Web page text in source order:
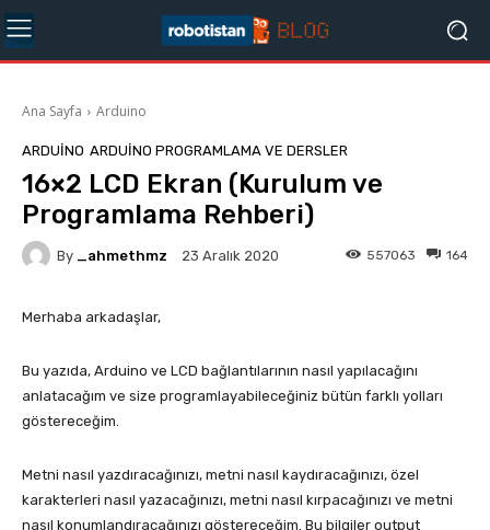
Ana Sayfa Arduino
ARDUINO ARDUINO PROGRAMLAMA VE DERSLER
16×2 LCD Ekran (Kurulum ve
Programlama Rehberi)
By _ahmethmz 23 Aralık 2020 164
557063
Merhaba arkadaşlar,
Bu yazıda, Arduino ve LCD bağlantılarının nasıl yapılacağını
anlatacağım ve size programlayabileceğiniz bütün farklı yolları
göstereceğim.
Metni nasıl yazdıracağınızı, metni nasıl kaydıracağınızı, özel
karakterleri nasıl yazacağınızı, metni nasıl kırpacağınızı ve metni
nasıl konumlandıracağınızı göstereceğim. Bu bilgiler output